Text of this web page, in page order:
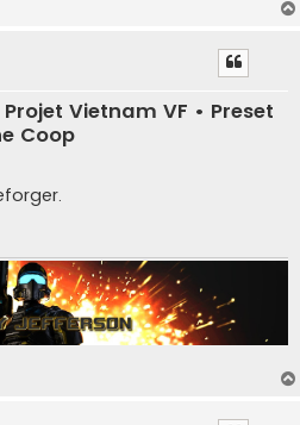
Projet Vietnam VF • Preset
Coop